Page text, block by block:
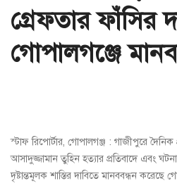
গ্রেফতার ফাঁসির
গোপালগঞ্জে
স্টাফ রিপোর্টার, গোপালগঞ্জ : গাজীপুরে
আসাদুজ্জামান তুহিন হত্যার প্রতিবাদে এবং
দৃষ্টান্তমূলক শাস্তির দাবিতে মানববন্ধন করেছে